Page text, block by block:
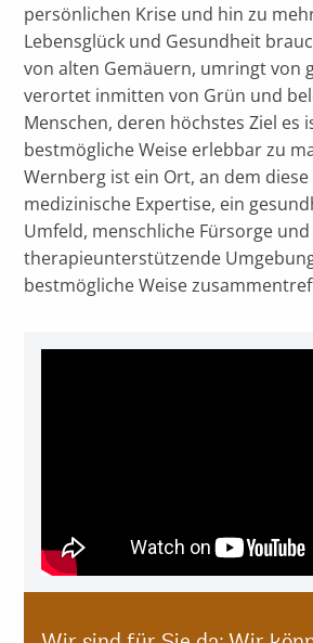
persönlichen Krise und hin zu
Lebensglück und Gesundheit
von alten Gemäuern, umringt von
verortet inmitten von Grün und
Menschen, deren höchstes Ziel es
bestmögliche Weise erlebbar zu
Wernberg ist ein Ort, an dem
medizinische Expertise, ein
Umfeld, menschliche Fürsorge
therapieunterstützende
bestmögliche Weise